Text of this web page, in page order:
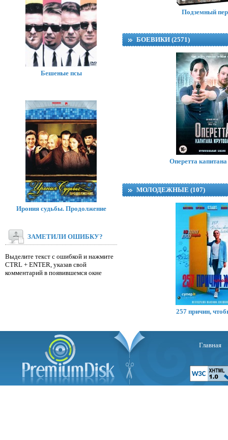
Подземный
БОЕВИКИ (2571)
Оперетта
МОЛОДЕЖНЫЕ (107)
257 причин,
Бешеные псы
Ирония судьбы. Продолжение
ЗАМЕТИЛИ ОШИБКУ?
Выделите текст с ошибкой и нажмите
CTRL + ENTER, указав свой
комментарий в появившемся окне
Главная